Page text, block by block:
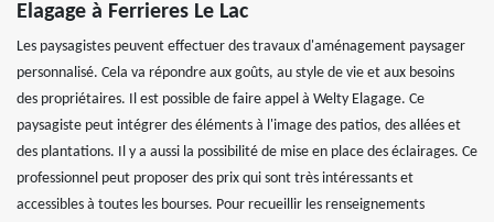
Elagage à Ferrieres Le Lac
Les paysagistes peuvent effectuer des travaux d'aménagement paysager
personnalisé. Cela va répondre aux goûts, au style de vie et aux besoins
des propriétaires. Il est possible de faire appel à Welty Elagage. Ce
paysagiste peut intégrer des éléments à l'image des patios, des allées et
des plantations. Il y a aussi la possibilité de mise en place des éclairages. Ce
professionnel peut proposer des prix qui sont très intéressants et
accessibles à toutes les bourses. Pour recueillir les renseignements